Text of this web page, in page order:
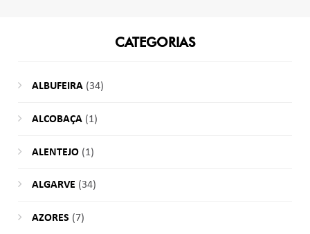
CATEGORIAS
ALBUFEIRA(34)
ALCOBAÇA(1)
ALENTEJO(1)
ALGARVE (34)
AZORES (7)